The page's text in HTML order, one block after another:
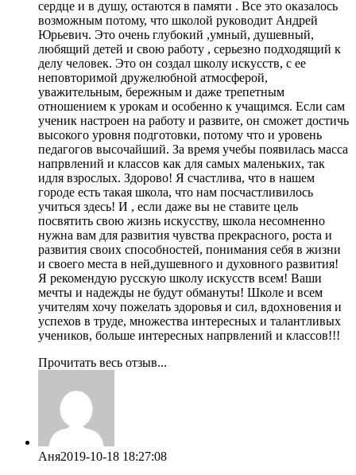
сердце и в душу, остаются в памяти . Все это оказалось
возможным потому, что школой руководит Андрей
Юрьевич. Это очень глубокий ,умный, душевный,
любящий детей и свою работу , серьезно подходящий к
делу человек. Это он создал школу искусств, с ее
неповторимой дружелюбной атмосферой,
уважительным, бережным и даже трепетным
отношением к урокам и особенно к учащимся. Если сам
ученик настроен на работу и развите, он сможет достичь
высокого уровня подготовки, потому что и уровень
педагогов высочайший. За время учебы появилась масса
напрвлений и классов как для самых маленьких, так
идля взрослых. Здорово! Я счастлива, что в нашем
городе есть такая школа, что нам посчастливилось
учиться здесь! И , если даже вы не ставите цель
посвятить свою жизнь искусству, школа несомненно
нужна вам для развития чувства прекрасного, роста и
развития своих способностей, понимания себя в жизни
и своего места в ней,душевного и духовного развития!
Я рекомендую русскую школу искусств всем! Ваши
мечты и надежды не будут обмануты! Школе и всем
учителям хочу пожелать здоровья и сил, вдохновения и
успехов в труде, множества интересных и талантливых
учеников, больше интересных напрвлений и классов!!!
Прочитать весь отзыв...
Аня2019-10-18 18:27:08